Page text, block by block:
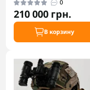
0
210 000 грн.
В корзину